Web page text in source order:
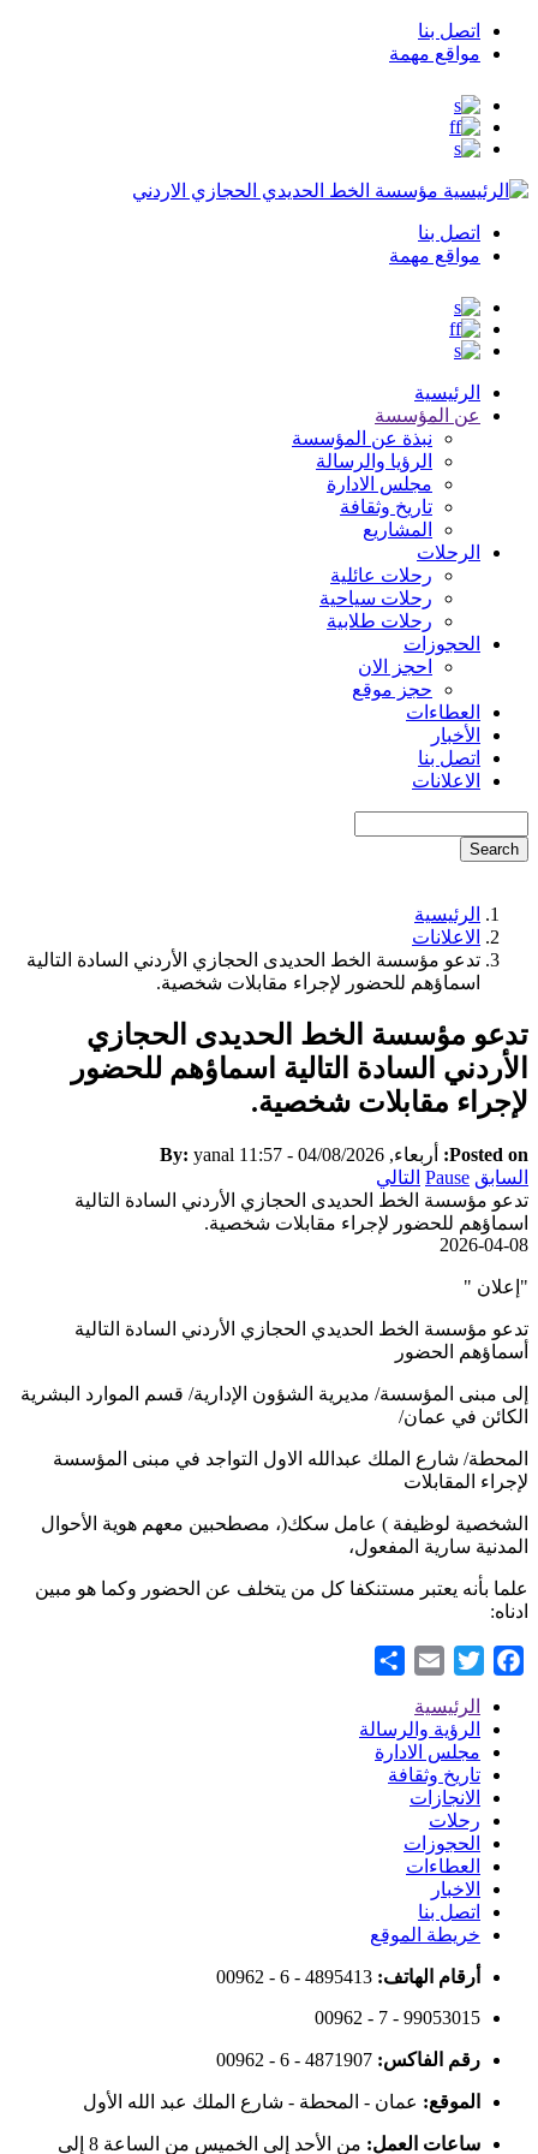
Top
Menu
اتصل بنا
مواقع مهمة
مؤسسة الخط الحديدي الحجازي الاردني
Top
Menu
اتصل بنا
مواقع مهمة
الرئيسية
عن المؤسسة
نبذة عن المؤسسة
الرؤيا والرسالة
مجلس الادارة
تاريخ وثقافة
المشاريع
الرحلات
رحلات عائلية
رحلات سياحية
رحلات طلابية
الحجوزات
احجز الان
حجز موقع
العطاءات
الأخبار
اتصل بنا
الاعلانات
Breadcrumb
الرئيسية
الاعلانات
تدعو مؤسسة الخط الحديدى الحجازي الأردني السادة التالية
اسماؤهم للحضور لإجراء مقابلات شخصية.
تدعو مؤسسة الخط الحديدى الحجازي
الأردني السادة التالية اسماؤهم للحضور
لإجراء مقابلات شخصية.
Posted on: أربعاء, 04/08/2026 - 11:57 By: yanal
السابق Pause التالي
تدعو مؤسسة الخط الحديدى الحجازي الأردني السادة التالية
اسماؤهم للحضور لإجراء مقابلات شخصية.
2026-04-08
"إعلان "
تدعو مؤسسة الخط الحديدي الحجازي الأردني السادة التالية
أسماؤهم الحضور
إلى مبنى المؤسسة/ مديرية الشؤون الإدارية/ قسم الموارد البشرية
الكائن في عمان/
المحطة/ شارع الملك عبدالله الاول التواجد في مبنى المؤسسة
لإجراء المقابلات
الشخصية لوظيفة ) عامل سكك(، مصطحبين معهم هوية الأحوال
المدنية سارية المفعول،
علما بأنه يعتبر مستنكفا كل من يتخلف عن الحضور وكما هو مبين
ادناه:
Facebook
Twitter
Email
Footer
Menu
الرئيسية
الرؤية والرسالة
مجلس الادارة
تاريخ وثقافة
الانجازات
رحلات
الحجوزات
العطاءات
الاخبار
اتصل بنا
خريطة الموقع
أرقام الهاتف: 00962 - 6 - 4895413
00962 - 7 - 99053015
رقم الفاكس: 00962 - 6 - 4871907
الموقع: عمان - المحطة - شارع الملك عبد الله الأول
ساعات العمل: من الأحد إلى الخميس من الساعة 8 إلى